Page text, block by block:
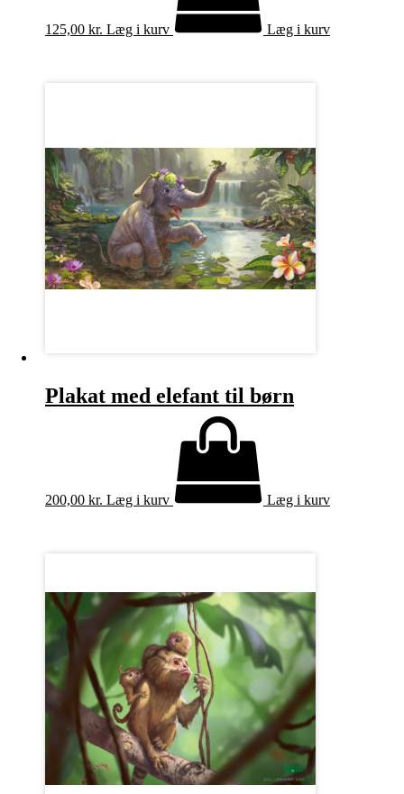
125,00 kr. Læg i kurv Læg i kurv
Plakat med elefant til børn
200,00 kr. Læg i kurv Læg i kurv